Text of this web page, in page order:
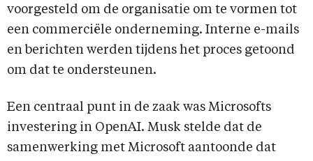
voorgesteld om de organisatie om te vormen tot
een commerciële onderneming. Interne e-mails
en berichten werden tijdens het proces getoond
om dat te ondersteunen.
Een centraal punt in de zaak was Microsofts
investering in OpenAI. Musk stelde dat de
samenwerking met Microsoft aantoonde dat